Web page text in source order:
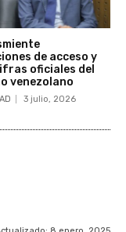
de acceso y
oficiales del
venezolano
3 julio, 2026